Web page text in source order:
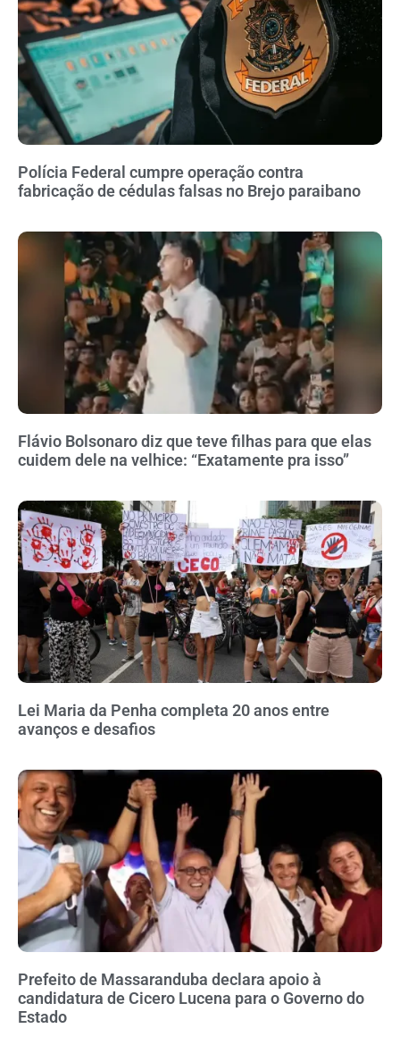
Polícia Federal cumpre operação contra
fabricação de cédulas falsas no Brejo paraibano
Flávio Bolsonaro diz que teve filhas para que elas
cuidem dele na velhice: “Exatamente pra isso”
Lei Maria da Penha completa 20 anos entre
avanços e desafios
Prefeito de Massaranduba declara apoio à
candidatura de Cicero Lucena para o Governo do
Estado